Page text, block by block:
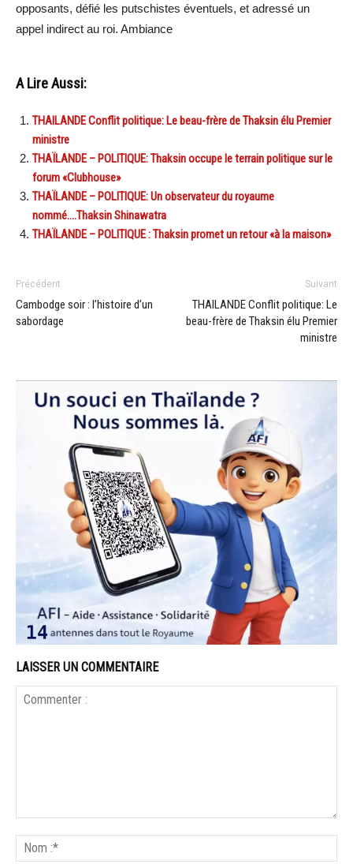
opposants, défié les putschistes éventuels, et adressé un
appel indirect au roi. Ambiance
A Lire Aussi:
THAILANDE Conflit politique: Le beau-frère de Thaksin élu Premier
ministre
THAÏLANDE – POLITIQUE: Thaksin occupe le terrain politique sur le
forum «Clubhouse»
THAÏLANDE – POLITIQUE: Un observateur du royaume
nommé….Thaksin Shinawatra
THAÏLANDE – POLITIQUE : Thaksin promet un retour «à la maison»
Précédent
Cambodge soir : l’histoire d’un
sabordage
Suivant
THAILANDE Conflit politique: Le
beau-frère de Thaksin élu Premier
ministre
LAISSER UN COMMENTAIRE